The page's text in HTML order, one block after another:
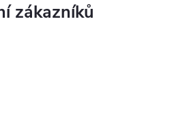
zákazníků